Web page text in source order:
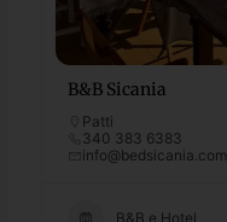
B&B Sicania
Patti
340 383 6383
info@bedsicania.com
B&B e Hotel